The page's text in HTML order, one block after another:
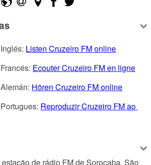
Listen Cruzeiro FM online
Ecouter Cruzeiro FM en ligne
Hören Cruzeiro FM online
Reproduzir Cruzeiro FM ao
de rádio FM de Sorocaba, São